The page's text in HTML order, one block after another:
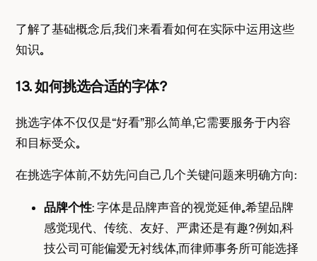
了解了基础概念后，我们来看看如何在实际中运用这些
知识。
13. 如何挑选合适的字体？
挑选字体不仅仅是“好看”那么简单，它需要服务于内容
和目标受众。
在挑选字体前，不妨先问自己几个关键问题来明确方向：
品牌个性： 字体是品牌声音的视觉延伸。希望品牌
感觉现代、传统、友好、严肃还是有趣？例如，科
技公司可能偏爱无衬线体，而律师事务所可能选择